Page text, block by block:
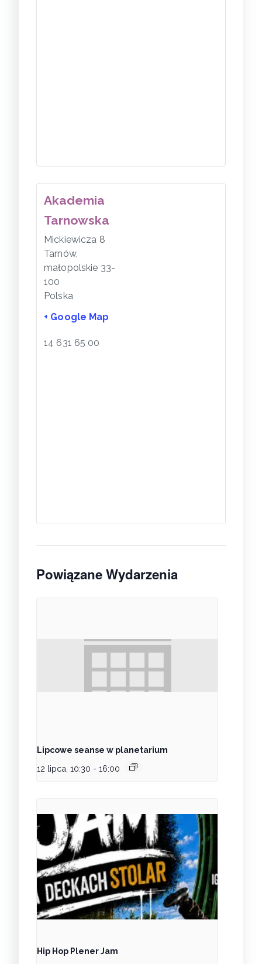
Akademia
Tarnowska
Mickiewicza 8
Tarnów,
małopolskie 33-
100
Polska
+ Google Map
14 631 65 00
Powiązane Wydarzenia
Lipcowe seanse w planetarium
12 lipca, 10:30 - 16:00
Hip Hop Plener Jam